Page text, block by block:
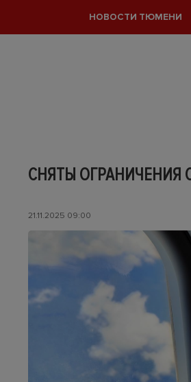
НОВОСТИ ТЮМЕНИ
СНЯТЫ ОГРАНИЧЕНИЯ
21.11.2025 09:00